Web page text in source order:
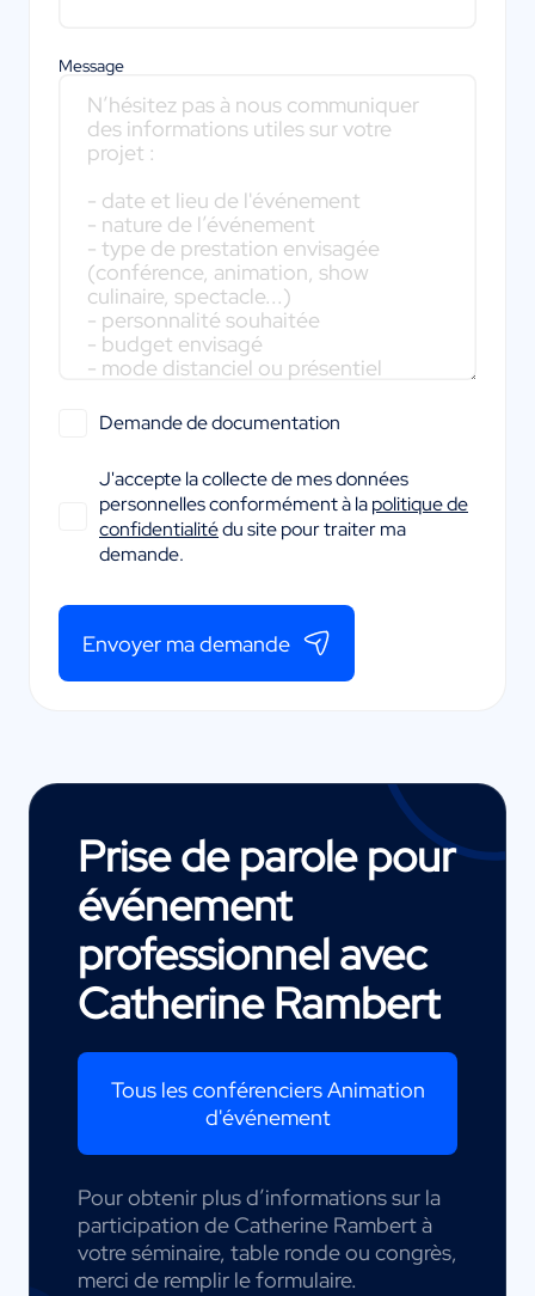
Message
Demande de documentation
J'accepte la collecte de mes données
personnelles conformément à lapolitique de
confidentialitédu site pour traiter ma
demande.
Envoyer ma demande
Prise de parole pour
événement
professionnel avec
Catherine Rambert
Tous les conférenciers Animation
d'événement
Pour obtenir plus d’informations sur la
participation de Catherine Rambert à
votre séminaire, table ronde ou congrès,
merci de remplir le formulaire.